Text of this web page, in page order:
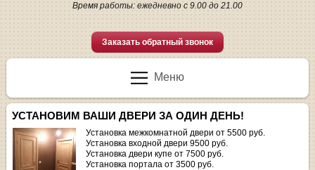
Время работы: ежедневно с 9.00 до 21.00
Заказать обратный звонок
Меню
УСТАНОВИМ ВАШИ ДВЕРИ ЗА ОДИН ДЕНЬ!
Установка межкомнатной двери от 5500 руб.
Установка входной двери 9500 руб.
Установка двери купе от 7500 руб.
Установка портала от 3500 руб.